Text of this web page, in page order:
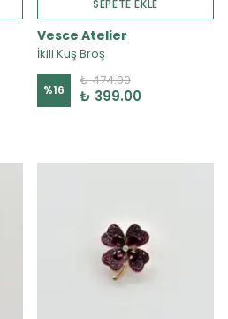
SEPETE EKLE
Vesce Atelier
İkili Kuş Broş
%16
₺ 474.00
₺ 399.00